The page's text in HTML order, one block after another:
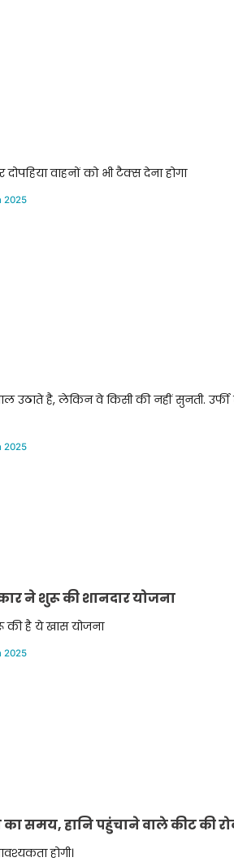
दोपहिया वाहनों को भी टैक्स देना होगा
2025
उठाते है, लेकिन वे किसी की नहीं सुनती. उर्फी
2025
ने शुरू की शानदार योजना
है ये खास योजना
2025
का समय, हानि पहुंचाने वाले कीट की
होगी।